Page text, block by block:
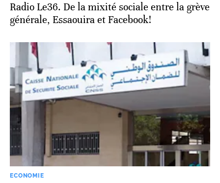
Radio Le36. De la mixité sociale entre la grève
générale, Essaouira et Facebook!
ECONOMIE